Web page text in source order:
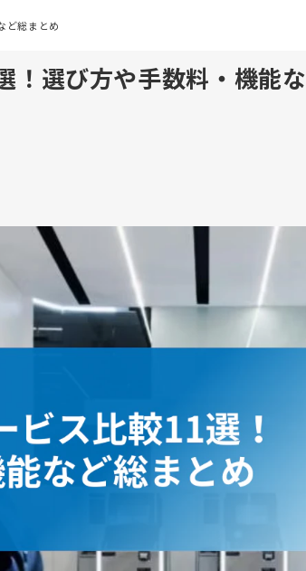
ど総まとめ
！選び方や手数料・機能な